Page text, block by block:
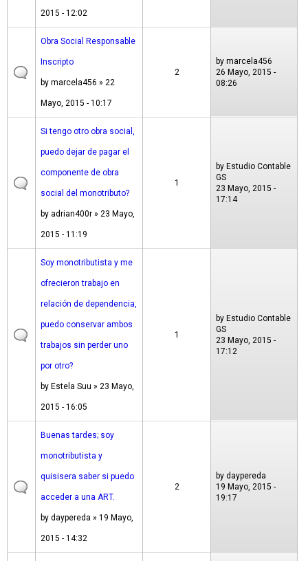
2015 - 12:02
Obra Social Responsable
Inscripto
by marcela456 » 22
Mayo, 2015 - 10:17
2
by marcela456
26 Mayo, 2015 -
08:26
Si tengo otro obra social,
puedo dejar de pagar el
componente de obra
social del monotributo?
by adrian400r » 23 Mayo,
2015 - 11:19
1
by Estudio Contable
GS
23 Mayo, 2015 -
17:14
Soy monotributista y me
ofrecieron trabajo en
relación de dependencia,
puedo conservar ambos
trabajos sin perder uno
por otro?
by Estela Suu » 23 Mayo,
2015 - 16:05
1
by Estudio Contable
GS
23 Mayo, 2015 -
17:12
Buenas tardes; soy
monotributista y
quisisera saber si puedo
acceder a una ART.
by daypereda » 19 Mayo,
2015 - 14:32
2
by daypereda
19 Mayo, 2015 -
19:17